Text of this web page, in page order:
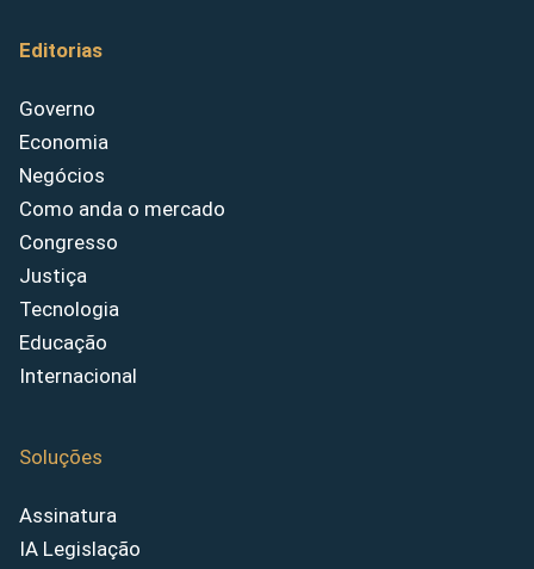
Editorias
Governo
Economia
Negócios
Como anda o mercado
Congresso
Justiça
Tecnologia
Educação
Internacional
Soluções
Assinatura
IA Legislação